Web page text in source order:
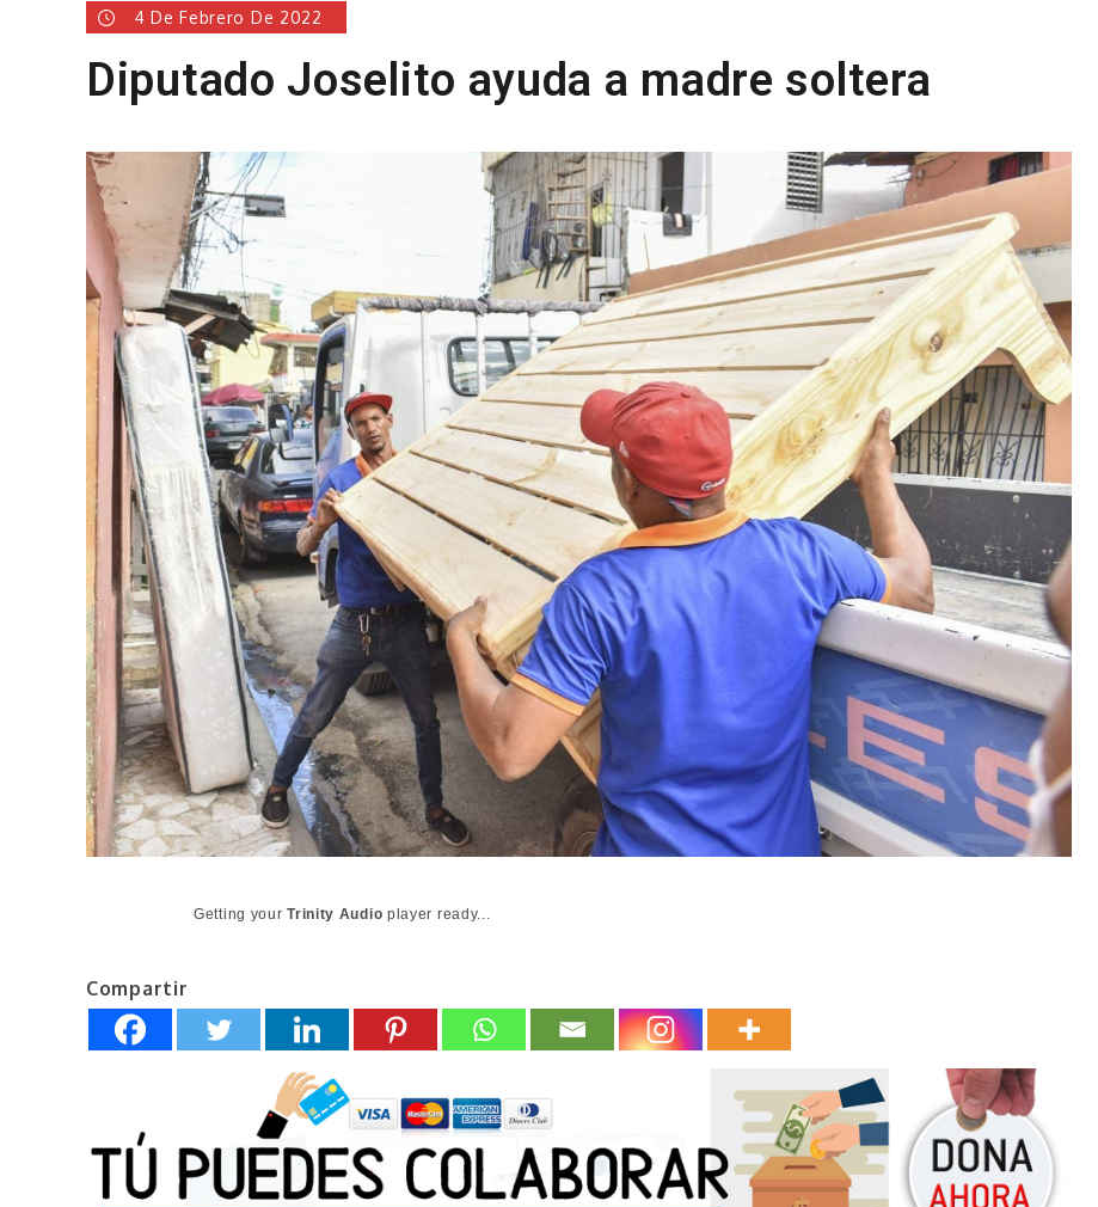
4 De Febrero De 2022
Diputado Joselito ayuda a madre soltera
Getting yourTrinity Audio player ready...
Compartir